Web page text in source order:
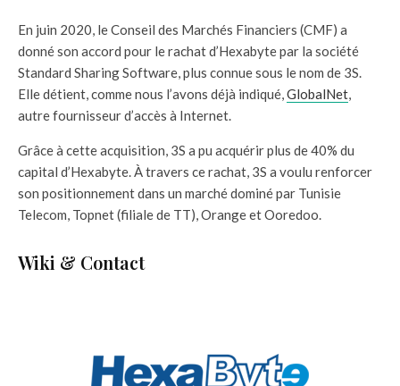
En juin 2020, le Conseil des Marchés Financiers (CMF) a
donné son accord pour le rachat d’Hexabyte par la société
Standard Sharing Software, plus connue sous le nom de 3S.
Elle détient, comme nous l’avons déjà indiqué, GlobalNet
autre fournisseur d’accès à Internet.
Grâce à cette acquisition, 3S a pu acquérir plus de 40% du
capital d’Hexabyte. À travers ce rachat, 3S a voulu renforcer
son positionnement dans un marché dominé par Tunisie
Telecom, Topnet (filiale de TT), Orange et Ooredoo.
Wiki & Contact